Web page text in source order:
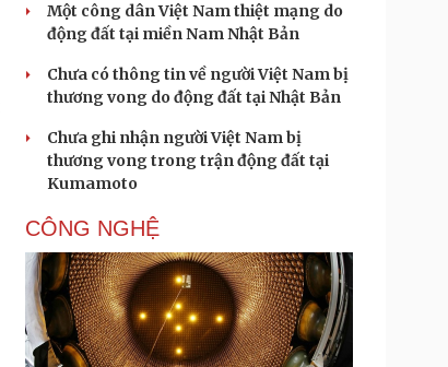
Một công dân Việt Nam thiệt mạng do
động đất tại miền Nam Nhật Bản
Chưa có thông tin về người Việt Nam bị
thương vong do động đất tại Nhật Bản
Chưa ghi nhận người Việt Nam bị
thương vong trong trận động đất tại
Kumamoto
CÔNG NGHỆ